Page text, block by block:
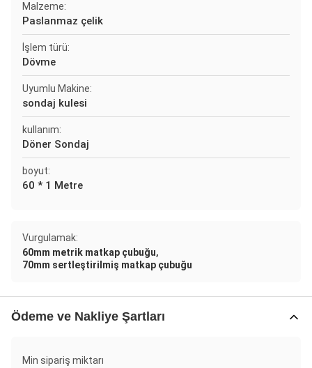
Malzeme:
Paslanmaz çelik
İşlem türü:
Dövme
Uyumlu Makine:
sondaj kulesi
kullanım:
Döner Sondaj
boyut:
60 * 1 Metre
Vurgulamak:
60mm metrik matkap çubuğu,
70mm sertleştirilmiş matkap çubuğu
Ödeme ve Nakliye Şartları
Min sipariş miktarı